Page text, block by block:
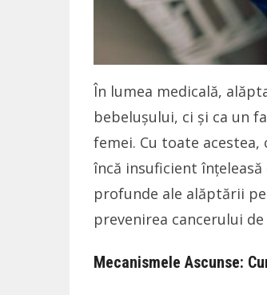
În lumea medicală,
bebelușului, ci și ca un
femei. Cu toate
încă insuficient
profunde ale alăptării
prevenirea cancerului de
Mecanismele Ascunse: